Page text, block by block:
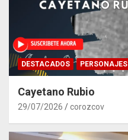
DESTACADOS PERSONAJES
Cayetano Rubio
29/07/2026 corozcov